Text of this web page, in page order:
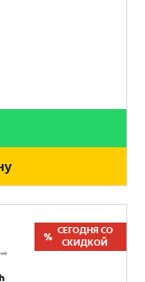
СЕГОДНЯ СО
СКИДКОЙ